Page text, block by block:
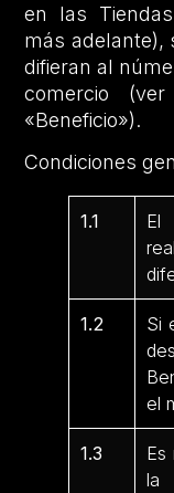
en las
más adelante),
difieran al
comercio
«Beneficio»).
Condiciones
1.1
El
1.2
Si
el
1.3
Es
la